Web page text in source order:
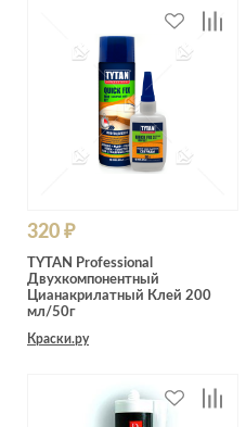
320 ₽
TYTAN Professional
Двухкомпонентный
Цианакрилатный Клей 200
мл/50г
Краски.ру